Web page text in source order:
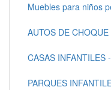
Muebles para niños
AUTOS DE
CASAS INFANTILES
PARQUES